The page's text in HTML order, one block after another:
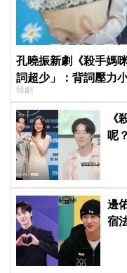
孔曉振新劇《殺手媽
詞超少」：背詞壓力
韓劇
《
呢
邊
宿